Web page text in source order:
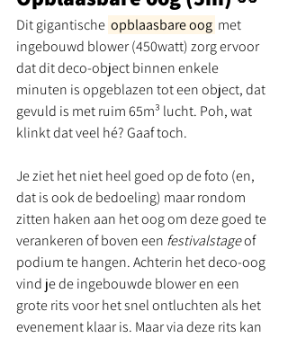
Dit gigantische opblaasbare oog met
ingebouwd blower (450watt) zorg ervoor
dat dit deco-object binnen enkele
minuten is opgeblazen tot een object, dat
gevuld is met ruim 65m³ lucht. Poh, wat
klinkt dat veel hé? Gaaf toch.
Je ziet het niet heel goed op de foto (en,
dat is ook de bedoeling) maar rondom
zitten haken aan het oog om deze goed te
verankeren of boven een festivalstage of
podium te hangen. Achterin het deco-oog
vind je de ingebouwde blower en een
grote rits voor het snel ontluchten als het
evenement klaar is. Maar via deze rits kan